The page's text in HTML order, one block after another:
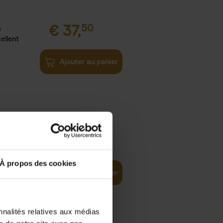
À propos des cookies
relatives aux médias
€ 37,50
Ajouter au panier
world 29,99
Ajouter au panier